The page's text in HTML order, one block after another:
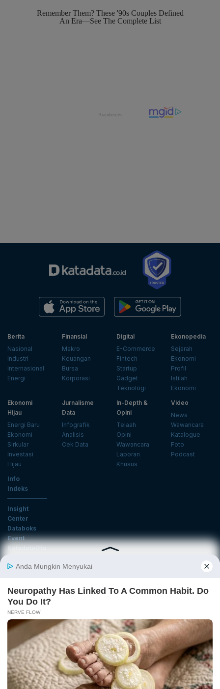
Berita
Nasional
Industri
Internasional
Energi
Finansial
Makro
Keuangan
Bursa
Korporasi
Digital
E-Commerce
Fintech
Startup
Gadget
Teknologi
Ekonopedia
Sejarah
Ekonomi
Profil
Istilah
Ekonomi
Ekonomi
Hijau
Energi Baru
Ekonomi
Sirkular
Investasi
Hijau
Jurnalisme
Data
Infografik
Analisis
Cek Data
In-Depth &
Opini
Telaah
Opini
Wawancara
Laporan
Khusus
Video
News
Wawancara
Katalogue
Foto
Podcast
Info
Indeks
Insight
Center
Databoks
Event
KatadataOto
Email
Daftar
Tentang Katadata Advertising Karier
Pedoman Media Siber
Kebijakan Privasi
Disclaimer
Hubungi Kami
©2026 Katadata. Hak cipta dilindungi Undang-undang.